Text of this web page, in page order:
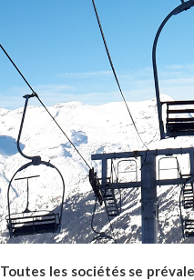
Toutes les sociétés se